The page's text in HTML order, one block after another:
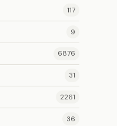
117
9
6876
31
2261
36